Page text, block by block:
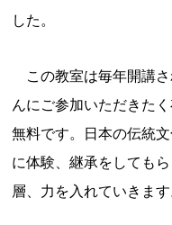
した。
この教室は毎年開講さ
んにご参加いただきた
無料です。日本の伝統
に体験、継承をしても
層、力を入れていきます